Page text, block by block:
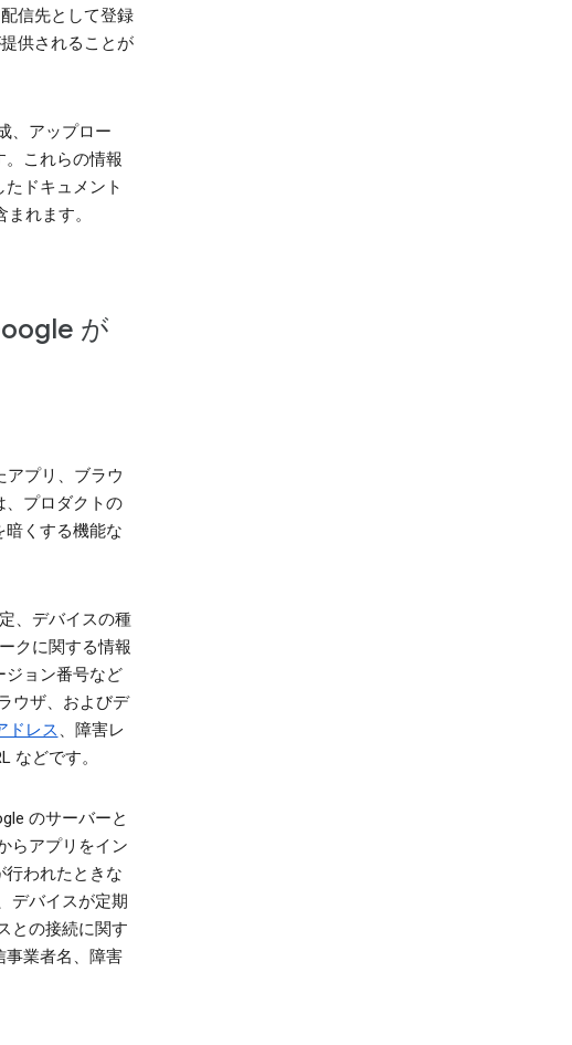
信先として登録
供されることが
、アップロー
。これらの情報
ドキュメント
れます。
が
アプリ、ブラウ
、プロダクトの
暗くする機能な
、デバイスの種
クに関する情報
ジョン番号など
ウザ、およびデ
ドレス 、障害レ
などです。
のサーバーと
らアプリをイン
行われたときな
デバイスが定期
との接続に関す
事業者名、障害